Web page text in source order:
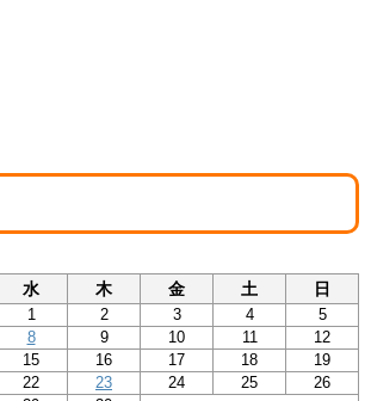
水 木 金 土 日
1 2 3 4
5
8 9 10 11
12
15 16 17 18
19
22 23 24 25
26